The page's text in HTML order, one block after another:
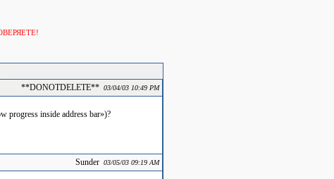
**DONOTDELETE** 03/04/03 10:49 PM
progress inside address bar»)?
Sunder 03/05/03 09:19 AM